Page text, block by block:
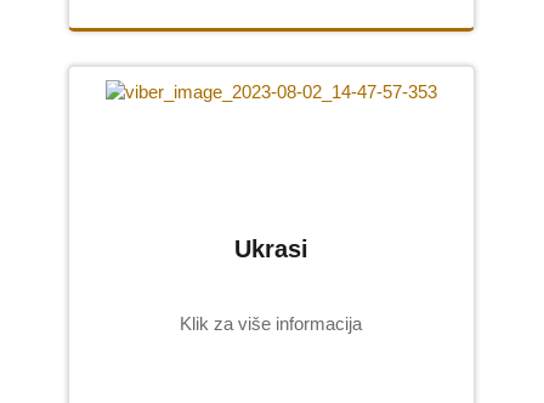
Ukrasi
Klik za više informacija